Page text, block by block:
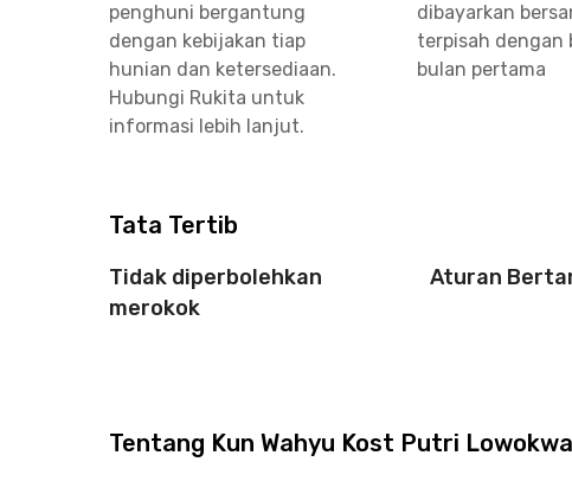
penghuni bergantung
dengan kebijakan tiap
hunian dan ketersediaan.
Hubungi Rukita untuk
informasi lebih lanjut.
dibayarkan
terpisah dengan
bulan pertama
Tata Tertib
Tidak diperbolehkan
merokok
Aturan
Tentang Kun Wahyu Kost Putri